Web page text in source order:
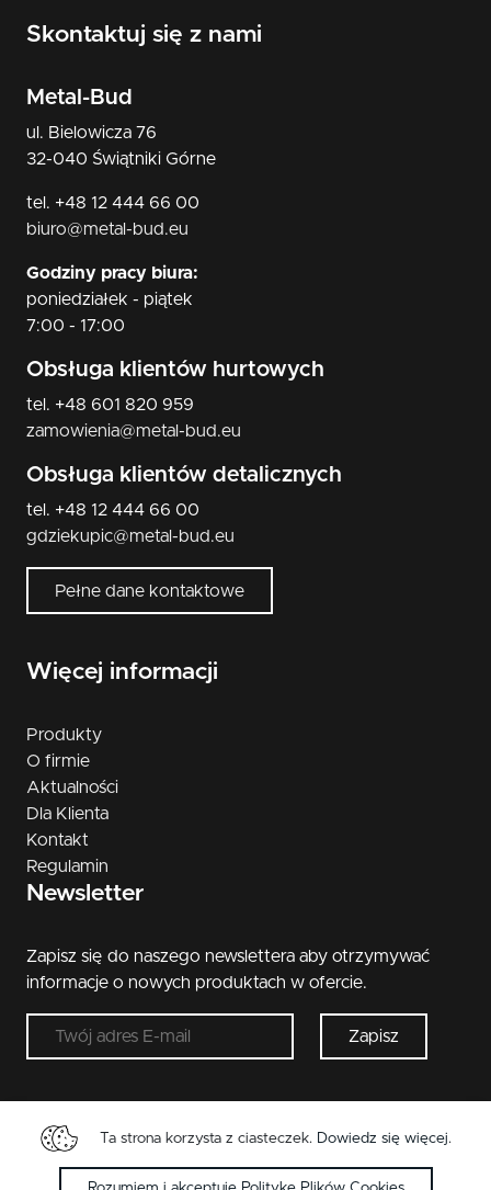
Skontaktuj się z nami
Metal-Bud
ul. Bielowicza 76
32-040 Świątniki Górne
tel. +48 12 444 66 00
biuro@metal-bud.eu
Godziny pracy biura:
poniedziałek - piątek
7:00 - 17:00
Obsługa klientów hurtowych
tel. +48 601 820 959
zamowienia@metal-bud.eu
Obsługa klientów detalicznych
tel. +48 12 444 66 00
gdziekupic@metal-bud.eu
Pełne dane kontaktowe
Więcej informacji
Produkty
O firmie
Aktualności
Dla Klienta
Kontakt
Regulamin
Newsletter
Zapisz się do naszego newslettera aby otrzymywać
informacje o nowych produktach w ofercie.
Zapisz
Copyright © 2026 Metal-Bud. Wszelkie przwa
zastrzeżone.
Ta strona korzysta z ciasteczek. Dowiedz się więcej.